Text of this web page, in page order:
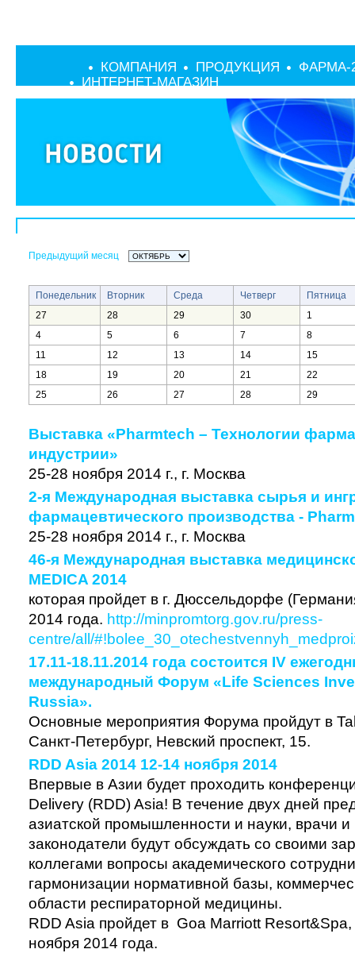
КОМПАНИЯ ПРОДУКЦИЯ
ФАРМА-
ИНТЕРНЕТ-МАГАЗИН
Предыдущий месяц
Понедельник Вторник Среда Четверг
Пятница
27
28 29 30
1
4
5 6 7
8
11
12 13 14
15
18
19 20 21
22
25
26 27 28 29
Выставка «Pharmtech – Технологии
индустрии»
25-28 ноября 2014 г., г. Москва
2-я Международная выставка сырья и
фармацевтического производства -
25-28 ноября 2014 г., г. Москва
46-я Международная выставка
MEDICA 2014
которая пройдет в г. Дюссельдорфе
2014 года. http://minpromtorg.gov.ru/press-
centre/all/
17.11-18.11.2014 года состоится IV
международный Форум «Life Sciences
Russia».
Основные мероприятия Форума пройдут в
Санкт-Петербург, Невский проспект, 15.
RDD Asia 2014 12-14 ноября 2014
Впервые в Азии будет проходить
Delivery (RDD) Asia! В течение двух дней
азиатской промышленности и науки, врачи
законодатели будут обсуждать со своими
коллегами вопросы академического
гармонизации нормативной базы,
области респираторной медицины.
RDD Asia пройдет в Goa Marriott
ноября 2014 года.